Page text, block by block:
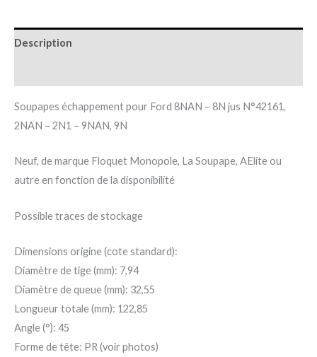
Description
Soupapes échappement pour Ford 8NAN – 8N jus N°42161,
2NAN – 2N1 – 9NAN, 9N
Neuf, de marque Floquet Monopole, La Soupape, AElite ou
autre en fonction de la disponibilité
Possible traces de stockage
Dimensions origine (cote standard):
Diamètre de tige (mm): 7,94
Diamètre de queue (mm): 32,55
Longueur totale (mm): 122,85
Angle (°): 45
Forme de tête: PR (voir photos)